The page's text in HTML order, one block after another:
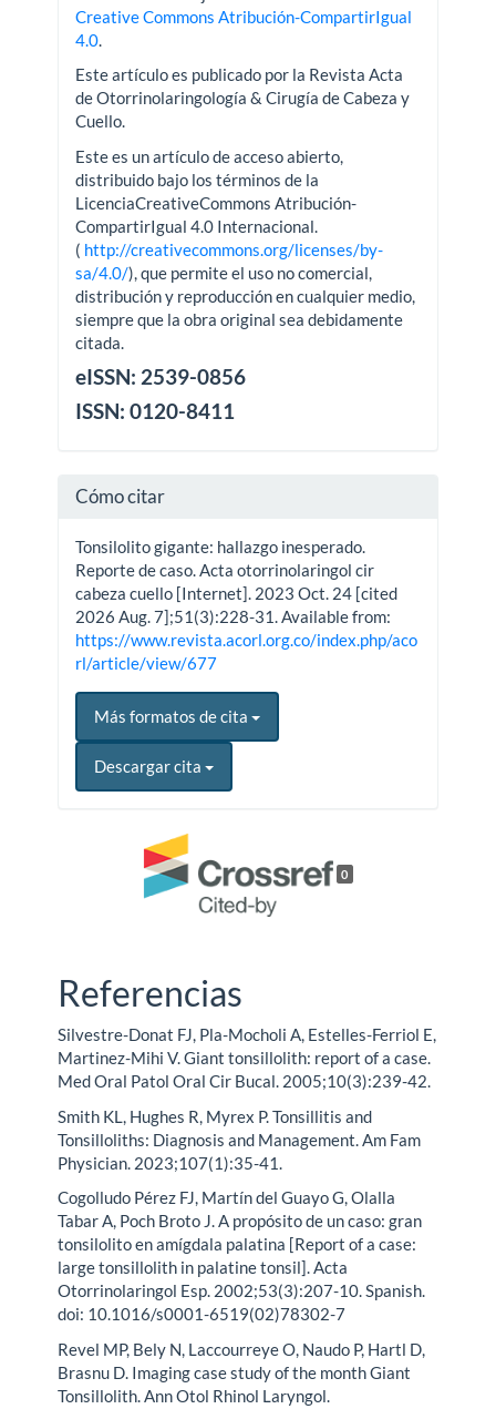
Creative Commons Atribución-CompartirIgual
4.0.
Este artículo es publicado por la Revista Acta
de Otorrinolaringología & Cirugía de Cabeza y
Cuello.
Este es un artículo de acceso abierto,
distribuido bajo los términos de la
LicenciaCreativeCommons Atribución-
CompartirIgual 4.0 Internacional.
( http://creativecommons.org/licenses/by-
sa/4.0/), que permite el uso no comercial,
distribución y reproducción en cualquier medio,
siempre que la obra original sea debidamente
citada.
eISSN: 2539-0856
ISSN: 0120-8411
Cómo citar
Tonsilolito gigante: hallazgo inesperado.
Reporte de caso. Acta otorrinolaringol cir
cabeza cuello [Internet]. 2023 Oct. 24 [cited
2026 Aug. 7];51(3):228-31. Available from:
https://www.revista.acorl.org.co/index.php/aco
rl/article/view/677
Más formatos de cita
Descargar cita
0
Referencias
Silvestre-Donat FJ, Pla-Mocholi A, Estelles-Ferriol E,
Martinez-Mihi V. Giant tonsillolith: report of a case.
Med Oral Patol Oral Cir Bucal. 2005;10(3):239-42.
Smith KL, Hughes R, Myrex P. Tonsillitis and
Tonsilloliths: Diagnosis and Management. Am Fam
Physician. 2023;107(1):35-41.
Cogolludo Pérez FJ, Martín del Guayo G, Olalla
Tabar A, Poch Broto J. A propósito de un caso: gran
tonsilolito en amígdala palatina [Report of a case:
large tonsillolith in palatine tonsil]. Acta
Otorrinolaringol Esp. 2002;53(3):207-10. Spanish.
doi: 10.1016/s0001-6519(02)78302-7
Revel MP, Bely N, Laccourreye O, Naudo P, Hartl D,
Brasnu D. Imaging case study of the month Giant
Tonsillolith. Ann Otol Rhinol Laryngol.